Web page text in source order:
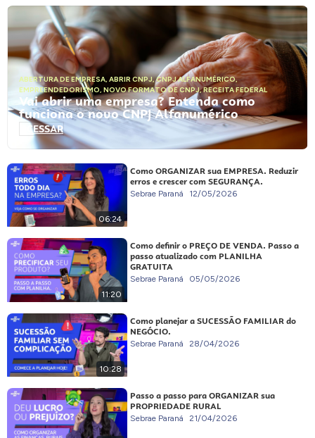
ABERTURA DE EMPRESA, ABRIR CNPJ,CNPJ ALFANUMÉRICO,
EMPREENDEDORISMO, NOVO FORMATO DE CNPJ,RECEITA FEDERAL
Vai abrir uma empresa? Entenda como
funciona o novo CNPJ Alfanumérico
ACESSAR
06:24
Como ORGANIZAR sua EMPRESA. Reduzir
erros e crescer com SEGURANÇA.
Sebrae Paraná 12/05/2026
11:20
Como definir o PREÇO DE VENDA. Passo a
passo atualizado com PLANILHA
GRATUITA
Sebrae Paraná 05/05/2026
10:28
Como planejar a SUCESSÃO FAMILIAR do
NEGÓCIO.
Sebrae Paraná 28/04/2026
Passo a passo para ORGANIZAR sua
PROPRIEDADE RURAL
Sebrae Paraná 21/04/2026